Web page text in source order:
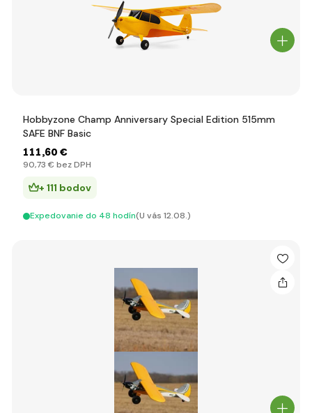
Hobbyzone Champ Anniversary Special Edition 515mm
SAFE BNF Basic
111,60 €
90,73 € bez DPH
+ 111 bodov
Expedovanie do 48 hodín(U vás 12.08.)